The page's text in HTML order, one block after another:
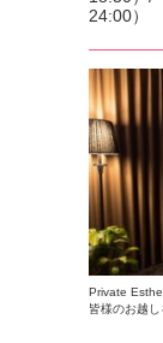
24:00）
Private
皆様のお越し